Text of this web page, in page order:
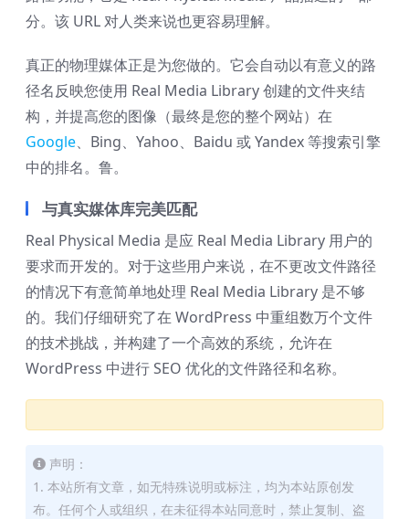
分。该 URL 对人类来说也更容易理解。
真正的物理媒体正是为您做的。它会自动以有意义的路
径名反映您使用 Real Media Library 创建的文件夹结
构，并提高您的图像（最终是您的整个网站）在
Google、Bing、Yahoo、Baidu 或 Yandex 等搜索引擎
中的排名。鲁。
与真实媒体库完美匹配
Real Physical Media 是应 Real Media Library 用户的
要求而开发的。对于这些用户来说，在不更改文件路径
的情况下有意简单地处理 Real Media Library 是不够
的。我们仔细研究了在 WordPress 中重组数万个文件
的技术挑战，并构建了一个高效的系统，允许在
WordPress 中进行 SEO 优化的文件路径和名称。
声明：
1. 本站所有文章，如无特殊说明或标注，均为本站原创发
布。任何个人或组织，在未征得本站同意时，禁止复制、盗